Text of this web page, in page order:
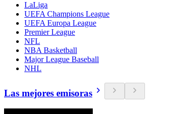
LaLiga
UEFA Champions League
UEFA Europa League
Premier League
NFL
NBA Basketball
Major League Baseball
NHL
Las mejores emisoras